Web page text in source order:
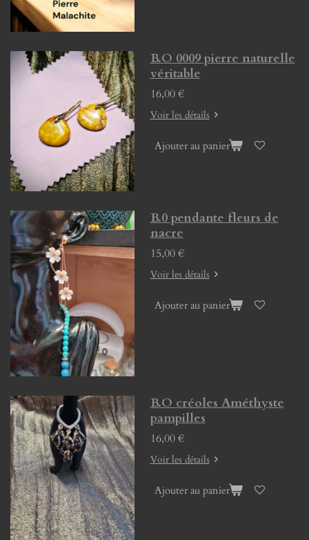
B.O 0009 pierre naturelle
véritable
16,00 €
Voir les détails
Ajouter au panier
B.0 pendante fleurs de
nacre
15,00 €
Voir les détails
Ajouter au panier
B.O créoles Améthyste
pampilles
16,00 €
Voir les détails
Ajouter au panier